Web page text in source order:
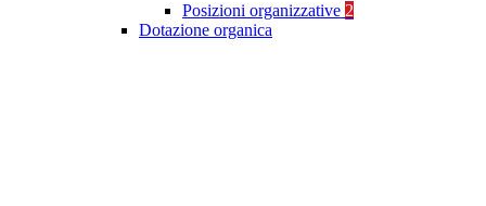
Posizioni organizzative 2
Dotazione organica